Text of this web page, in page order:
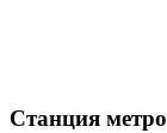
Станция метро